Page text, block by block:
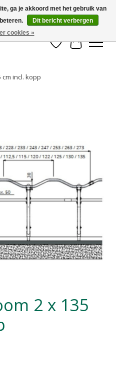
het opruwen van betonvloeren!
Verlanglijst
incl. kopp
ga je akkoord met het gebruik van
Dit bericht verbergen
cookies »